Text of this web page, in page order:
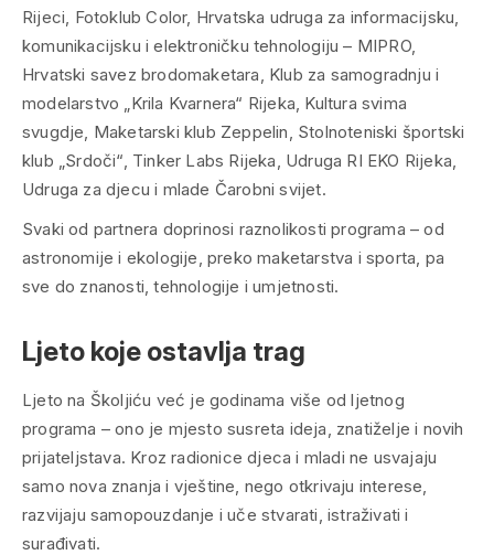
Rijeci, Fotoklub Color, Hrvatska udruga za informacijsku,
komunikacijsku i elektroničku tehnologiju – MIPRO,
Hrvatski savez brodomaketara, Klub za samogradnju i
modelarstvo „Krila Kvarnera“ Rijeka, Kultura svima
svugdje, Maketarski klub Zeppelin, Stolnoteniski športski
klub „Srdoči“, Tinker Labs Rijeka, Udruga RI EKO Rijeka,
Udruga za djecu i mlade Čarobni svijet.
Svaki od partnera doprinosi raznolikosti programa – od
astronomije i ekologije, preko maketarstva i sporta, pa
sve do znanosti, tehnologije i umjetnosti.
Ljeto koje ostavlja trag
Ljeto na Školjiću već je godinama više od ljetnog
programa – ono je mjesto susreta ideja, znatiželje i novih
prijateljstava. Kroz radionice djeca i mladi ne usvajaju
samo nova znanja i vještine, nego otkrivaju interese,
razvijaju samopouzdanje i uče stvarati, istraživati i
surađivati.